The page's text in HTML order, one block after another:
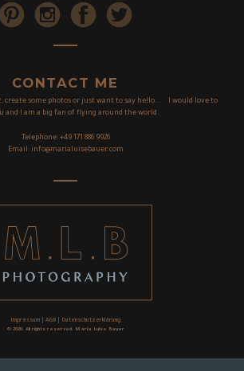
CONTACT ME
create some photos or just want to say hello... I would love to
and I am a big fan of flying around the world.
Telephone: +49 171 886 9926
Email: info@marialuisebauer.com
Impressum| AGB| Datenschutzerklärung
© 2020. All rights reserved. Maria Luise Bauer